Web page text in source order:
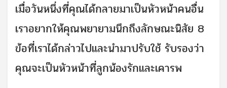
เมื่อวันหนึ่งที่คุณได้กลายมาเป็นหัวหน้าคนอื่น
เราอยากให้คุณพยายามนึกถึงลักษณะนิสัย 8
ข้อที่เราได้กล่าวไปและนำมาปรับใช้ รับรองว่า
คุณจะเป็นหัวหน้าที่ลูกน้องรักและเคารพ